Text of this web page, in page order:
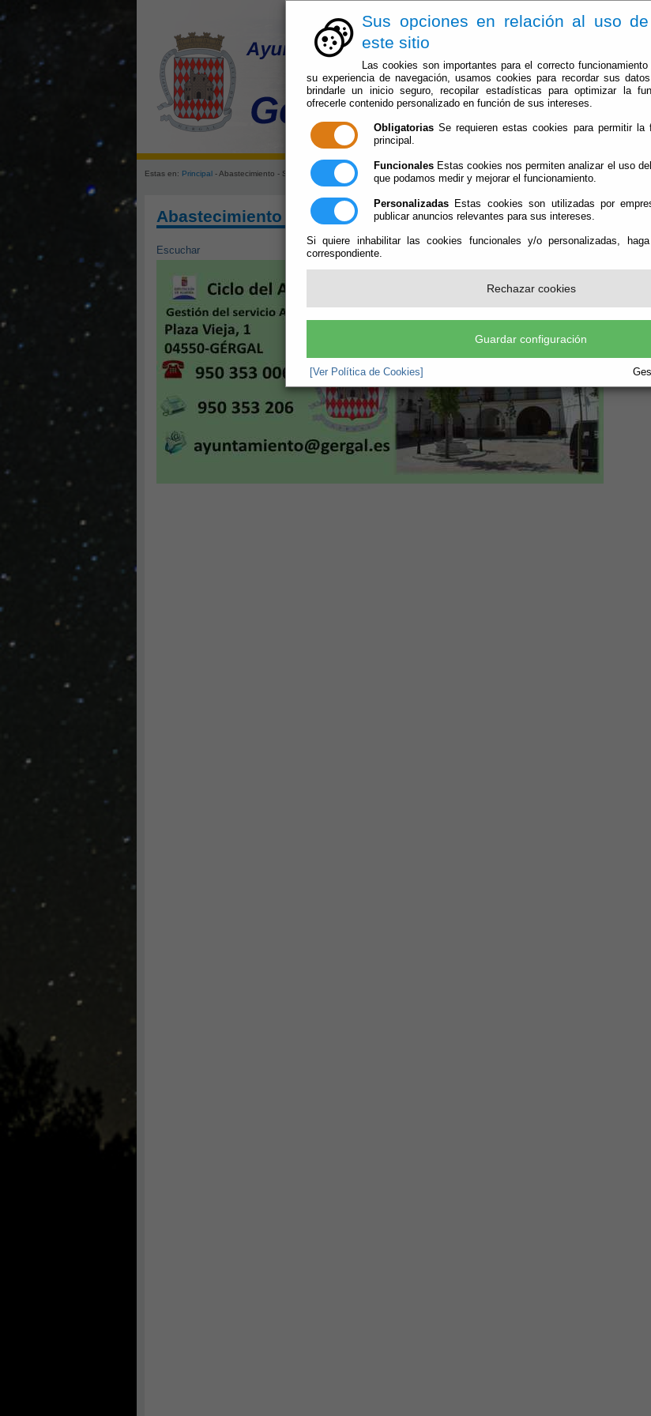
Sus opciones en relación al uso
este sitio
Las cookies son importantes para el correcto
su experiencia de navegación, usamos cookies para recordar sus
brindarle un inicio seguro, recopilar estadísticas para optimizar la
ofrecerle contenido personalizado en función de sus intereses.
Obligatorias Se requieren estas cookies para permitir la
principal.
Funcionales Estas cookies nos permiten analizar el uso
que podamos medir y mejorar el funcionamiento.
Personalizadas Estas cookies son utilizadas por
publicar anuncios relevantes para sus intereses.
Si quiere inhabilitar las cookies funcionales y/o personalizadas,
correspondiente.
Rechazar cookies
Guardar configuración
[Ver Política de Cookies]
Estas en: Principal- Abastecimiento - Saneamiento
Abastecimiento - Saneamiento
Escuchar